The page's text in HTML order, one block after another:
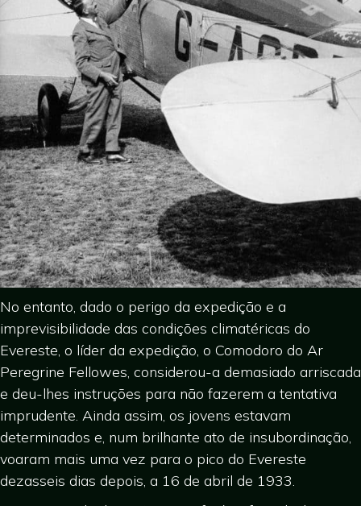
No entanto, dado o perigo da expedição e a
imprevisibilidade das condições climatéricas do
Evereste, o líder da expedição, o Comodoro do Ar
Peregrine Fellowes, considerou-a demasiado arriscada
e deu-lhes instruções para não fazerem a tentativa
imprudente. Ainda assim, os jovens estavam
determinados e, num brilhante ato de insubordinação,
voaram mais uma vez para o pico do Evereste
dezasseis dias depois, a 16 de abril de 1933.